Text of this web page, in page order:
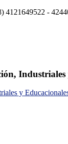
4121649522 -
Industriales